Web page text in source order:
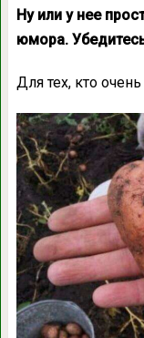
Ну или у нее
юмора.
Для тех, кто